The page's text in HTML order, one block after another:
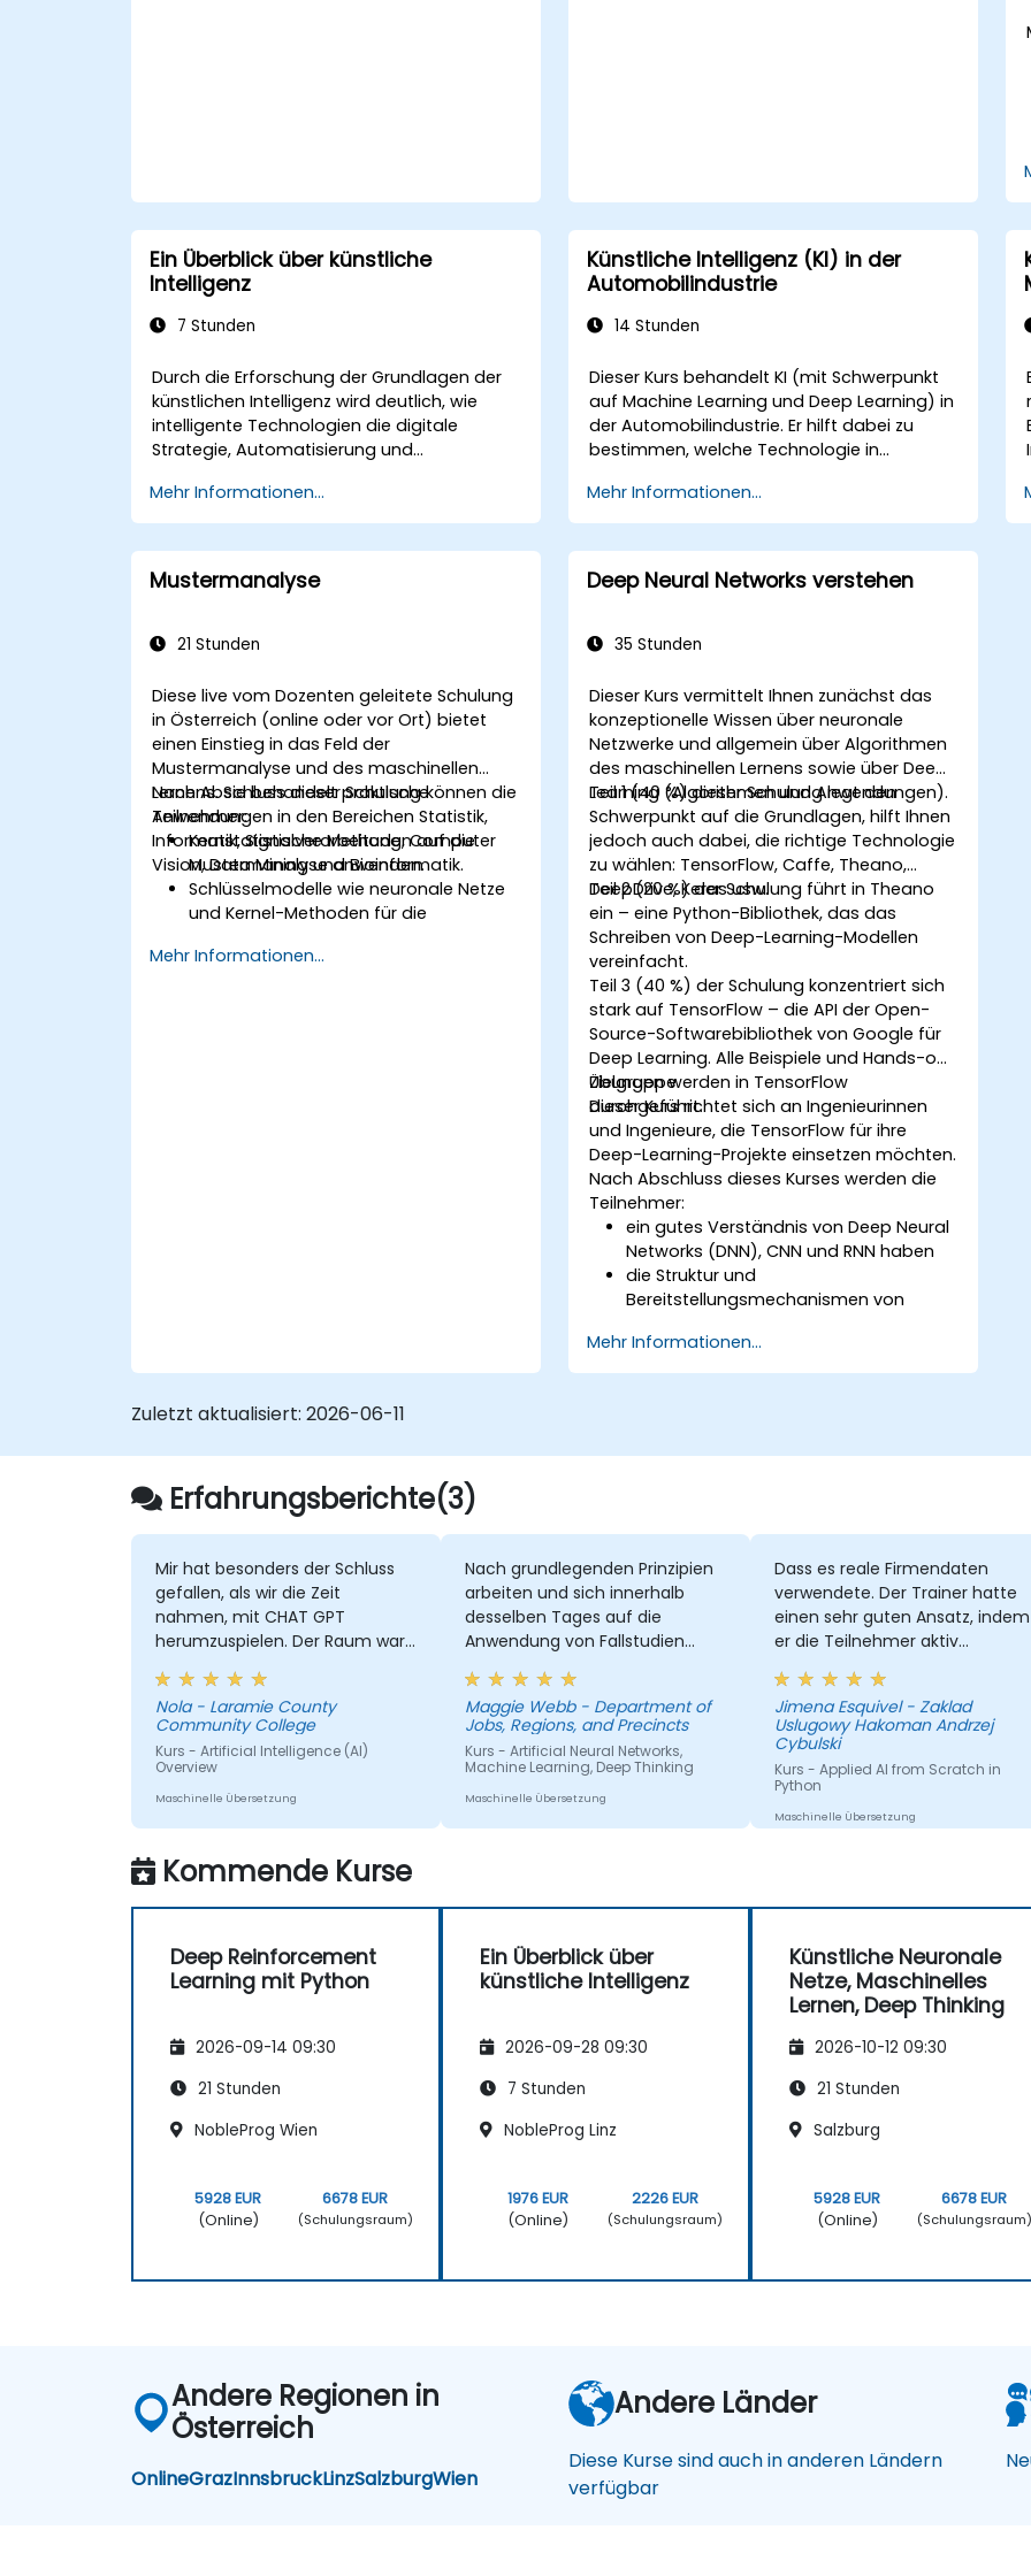
Ein Überblick über künstliche
Intelligenz
7 Stunden
Durch die Erforschung der Grundlagen der
künstlichen Intelligenz wird deutlich, wie
intelligente Technologien die digitale
Strategie, Automatisierung und
Unternehmensprozessen neu definieren. Der
Kurs behandelt zentrale Konzepte, darunter
die Geschichte der KI,
Problemlösungsframeworks,
Wissensrepräsentation, unsicheres
Kontext von Kommunikation, Wahrnehmung
Führungskräfte und Architekten dabei,
transformative Möglichkeiten durch KI zu
bewerten, neue Technologietrends
einzuschätzen und praxisnahe intelligente
Lösungen zu integrieren, um die
Geschäftsfähigkeit zu beschleunigen.
Mehr Informationen...
Künstliche Intelligenz (KI) in der
Automobilindustrie
14 Stunden
Dieser Kurs behandelt KI (mit Schwerpunkt
auf Machine Learning und Deep Learning) in
der Automobilindustrie. Er hilft dabei zu
bestimmen, welche Technologie in
(potenziell) eingesetzt werden kann: von
einfacher Automatisierung und
Bilderkennung bis hin zur autonomen
Entscheidungsfindung.
Mehr Informationen...
Mustermanalyse
21 Stunden
Diese live vom Dozenten geleitete Schulung
in Österreich (online oder vor Ort) bietet
einen Einstieg in das Feld der
Mustermanalyse und des maschinellen
Lernens. Sie behandelt praktische
Anwendungen in den Bereichen Statistik,
Informatik, Signalverarbeitung, Computer
Vision, Data Mining und Bioinformatik.
Nach Abschluss dieser Schulung können die
Teilnehmer:
Kernstatistische Methoden auf die
Mustermanalyse anwenden.
Schlüsselmodelle wie neuronale Netze
und Kernel-Methoden für die
Fortgeschrittene Techniken zur Lösung
Mehr Informationen...
Deep Neural Networks verstehen
35 Stunden
Dieser Kurs vermittelt Ihnen zunächst das
konzeptionelle Wissen über neuronale
Netzwerke und allgemein über Algorithmen
des maschinellen Lernens sowie über Deep
Learning (Algorithmen und Anwendungen).
Teil 1 (40 %) dieser Schulung legt den
Schwerpunkt auf die Grundlagen, hilft Ihnen
jedoch auch dabei, die richtige Technologie
zu wählen: TensorFlow, Caffe, Theano,
DeepDrive, Keras usw.
Teil 2 (20 %) der Schulung führt in Theano
ein – eine Python-Bibliothek, das das
Schreiben von Deep-Learning-Modellen
vereinfacht.
Teil 3 (40 %) der Schulung konzentriert sich
stark auf TensorFlow – die API der Open-
Source-Softwarebibliothek von Google für
Deep Learning. Alle Beispiele und Hands-on-
Übungen werden in TensorFlow
durchgeführt.
Zielgruppe
Dieser Kurs richtet sich an Ingenieurinnen
und Ingenieure, die TensorFlow für ihre
Deep-Learning-Projekte einsetzen möchten.
Nach Abschluss dieses Kurses werden die
Teilnehmer:
ein gutes Verständnis von Deep Neural
Networks (DNN), CNN und RNN haben
die Struktur und
Bereitstellungsmechanismen von
in der Lage sein, Aufgaben zur
Installation, Produktionsumgebung und
produktionstaugliche Aufgaben wie
das Trainieren von Modellen, das
Erstellen von Graphen und Logging zu
implementieren
Mehr Informationen...
Zuletzt aktualisiert: 2026-06-11
Erfahrungsberichte(3)
Mir hat besonders der Schluss
gefallen, als wir die Zeit
nahmen, mit CHAT GPT
herumzuspielen. Der Raum war
dafür jedoch nicht optimal
eingerichtet – anstelle eines
großen Tisches wären ein paar
kleinere Tische nützlicher
gewesen, damit wir in kleinen
und brainstormen könnten.
Nola - Laramie County
Community College
Kurs - Artificial Intelligence (AI)
Overview
Maschinelle Übersetzung
Nach grundlegenden Prinzipien
arbeiten und sich innerhalb
desselben Tages auf die
Anwendung von Fallstudien
konzentrieren
Maggie Webb - Department of
Jobs, Regions, and Precincts
Kurs - Artificial Neural Networks,
Machine Learning, Deep Thinking
Maschinelle Übersetzung
Dass es reale Firmendaten
verwendete. Der Trainer hatte
einen sehr guten Ansatz, indem
er die Teilnehmer aktiv
einbezog und sie miteinander
wetteifern ließ.
Jimena Esquivel - Zaklad
Uslugowy Hakoman Andrzej
Cybulski
Kurs - Applied AI from Scratch in
Python
Maschinelle Übersetzung
Kommende Kurse
Deep Reinforcement
Learning mit Python
2026-09-14 09:30
21 Stunden
NobleProg Wien
5928 EUR
(Online)
6678 EUR
(Schulungsraum)
Ein Überblick über
künstliche Intelligenz
2026-09-28 09:30
7 Stunden
NobleProg Linz
1976 EUR
(Online)
2226 EUR
(Schulungsraum)
Künstliche Neuronale
Netze, Maschinelles
Lernen, Deep Thinking
2026-10-12 09:30
21 Stunden
Salzburg
5928 EUR
(Online)
6678 EUR
(Schulungsraum)
Andere Regionen in
Österreich
OnlineGrazInnsbruckLinzSalzburgWien
Andere Länder
Diese Kurse sind auch in anderen Ländern
verfügbar